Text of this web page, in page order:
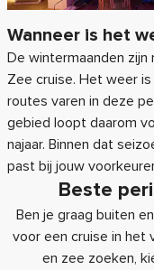
Wanneer is het
De wintermaanden
Zee cruise. Het weer
routes varen in deze
gebied loopt daarom
najaar. Binnen dat
past bij jouw
Beste
Ben je graag buiten
voor een cruise in het
en zee zoeken,